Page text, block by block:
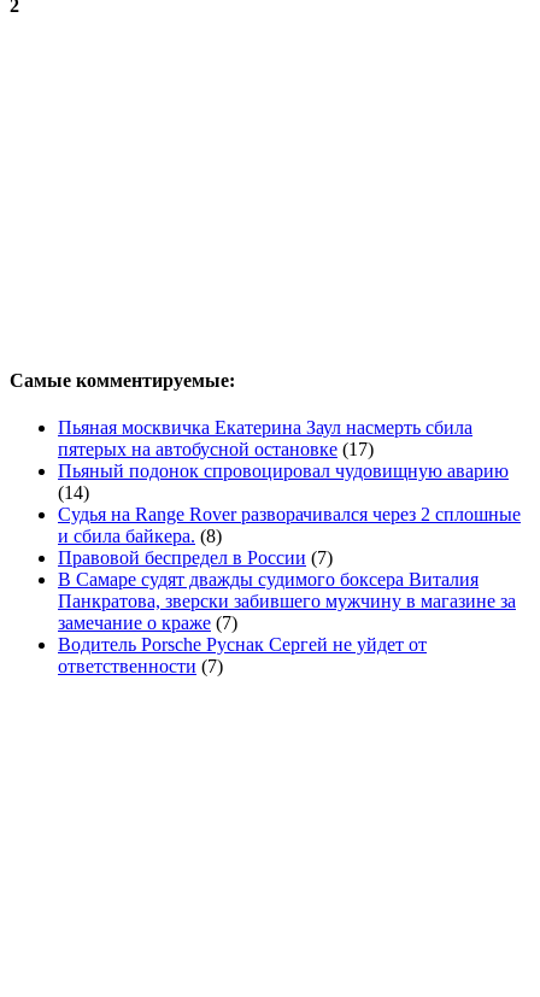
2
Самые комментируемые:
Пьяная москвичка Екатерина Заул насмерть сбила
пятерых на автобусной остановке (17)
Пьяный подонок спровоцировал чудовищную аварию
(14)
Судья на Range Rover разворачивался через 2 сплошные
и сбила байкера. (8)
Правовой беспредел в России (7)
В Самаре судят дважды судимого боксера Виталия
Панкратова, зверски забившего мужчину в магазине за
замечание о краже (7)
Водитель Porsche Руснак Сергей не уйдет от
ответственности (7)